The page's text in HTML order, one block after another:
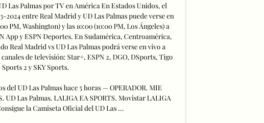
Las Palmas por TV en América En Estados Unidos, el
2024 entre Real Madrid y UD Las Palmas puede verse en
PM, Washington) y las 10:00 (10:00 PM, Los Ángeles) a
App y ESPN Deportes. En Sudamérica, Centroamérica,
Real Madrid vs UD Las Palmas podrá verse en vivo a
de televisión: Star+, ESPN 2, DGO, DSports, Tigo
Sports 2 y SKY Sports.
del UD Las Palmas hace 5 horas — OPERADOR. MIE
UD Las Palmas. LALIGA EA SPORTS. Movistar LALIGA
la Camiseta Oficial del UD Las ...